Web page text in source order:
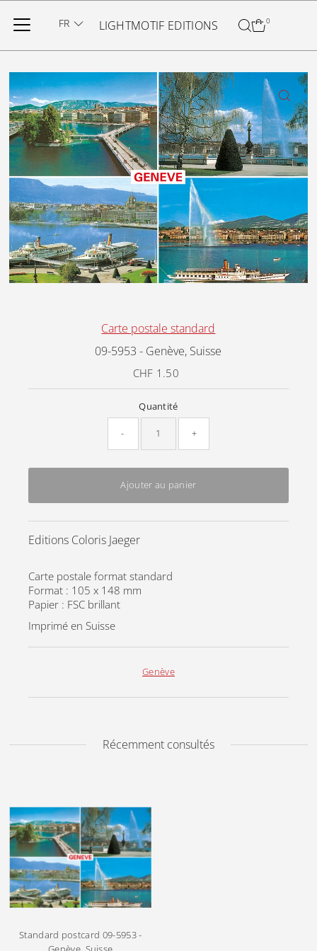
Ignorer et passer au contenu
LIGHTMOTIF EDITIONS 0
Carte postale standard
09-5953 - Genève, Suisse
Prix
ordinaire
CHF 1.50
Quantité
- +
Ajouter au panier
Editions Coloris Jaeger
Carte postale format standard
Format : 105 x 148 mm
Papier : FSC brillant
Imprimé en Suisse
Genève
Récemment consultés
Standard postcard 09-5953 -
FR